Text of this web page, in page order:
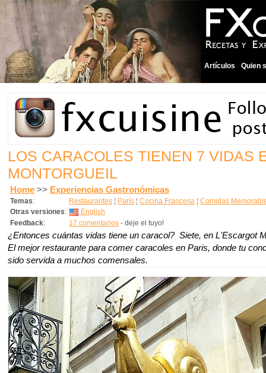
Artículos Quien
LOS CARACOLES TIENEN 7 VIDAS
MONTORGUEIL
Home >> Experiencias Gastronómicas
Temas: Restaurantes ¦ París ¦ Cocina Francesa ¦ Comidas
Otras versiones:
English
Feedback: 17 comentarios - deje el tuyo!
¿Entonces cuántas vidas tiene un caracol? Siete, en L'Escargot
El mejor restaurante para comer caracoles en Paris, donde tu
sido servida a muchos comensales.